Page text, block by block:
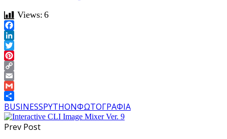
Views: 6
Facebook
LinkedIn
Twitter
Pinterest
Copy
Link
Email
Gmail
Share
BUSINESSPYTHONΦΩΤΟΓΡΑΦΙΑ
Prev Post